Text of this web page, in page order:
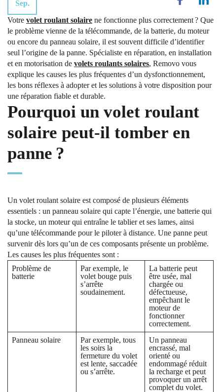
Sep.
Votre volet roulant solaire ne fonctionne plus correctement ? Que
le problème vienne de la télécommande, de la batterie, du moteur
ou encore du panneau solaire, il est souvent difficile d’identifier
seul l’origine de la panne. Spécialiste en réparation, en installation
et en motorisation de volets roulants solaires, Removo vous
explique les causes les plus fréquentes d’un dysfonctionnement,
les bons réflexes à adopter et les solutions à votre disposition pour
une réparation fiable et durable.
Pourquoi un volet roulant
solaire peut-il tomber en
panne ?
Un volet roulant solaire est composé de plusieurs éléments
essentiels : un panneau solaire qui capte l’énergie, une batterie qui
la stocke, un moteur qui entraîne le tablier et ses lames, ainsi
qu’une télécommande pour le piloter à distance. Une panne peut
survenir dès lors qu’un de ces composants présente un problème.
Les causes les plus fréquentes sont :
Problème de
batterie
Par exemple, le
volet bouge puis
s’arrête
soudainement.
La batterie peut
être usée, mal
chargée ou
défectueuse,
empêchant le
moteur de
fonctionner
correctement.
Panneau solaire
Par exemple, tous
les soirs la
fermeture du volet
est lente, saccadée
ou s’arrête.
Un panneau
encrassé, mal
orienté ou
endommagé réduit
la recharge et peut
provoquer un arrêt
complet du volet.